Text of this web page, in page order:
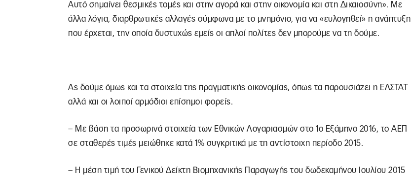
Αυτό σημαίνει θεσμικές τομές και στην αγορά και στην οικονομία και στη Δικαιοσύνη». Με
άλλα λόγια, διαρθρωτικές αλλαγές σύμφωνα με το μνημόνιο, για να «ευλογηθεί» η ανάπτυξη
που έρχεται, την οποία δυστυχώς εμείς οι απλοί πολίτες δεν μπορούμε να τη δούμε.
Ας δούμε όμως και τα στοιχεία της πραγματικής οικονομίας, όπως τα παρουσιάζει η ΕΛΣΤΑΤ
αλλά και οι λοιποί αρμόδιοι επίσημοι φορείς.
– Με βάση τα προσωρινά στοιχεία των Εθνικών Λογαριασμών στο 1ο Εξάμηνο 2016, το ΑΕΠ
σε σταθερές τιμές μειώθηκε κατά 1% συγκριτικά με τη αντίστοιχη περίοδο 2015.
– Η μέση τιμή του Γενικού Δείκτη Βιομηχανικής Παραγωγής του δωδεκαμήνου Ιουλίου 2015